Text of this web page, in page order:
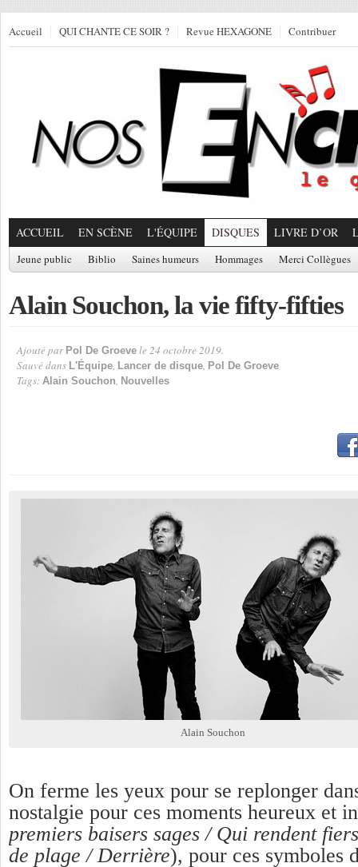
Accueil QUI CHANTE CE SOIR ? Revue HEXAGONE Contribuer
ACCUEIL EN SCÈNE L'ÉQUIPE DISQUES LIVRE D’OR
Jeune public Biblio Saines humeurs Hommages Merci Collègues
Alain Souchon, la vie fifty-fifties
Ajouté par Pol De Groeve le 24 octobre 2019.
Sauvé dans L'Équipe, Lancer de disque, Pol De Groeve
Tags: Alain Souchon, Nouvelles
Alain Souchon
On ferme les yeux pour se replonger
nostalgie pour ces moments heureux et
premiers baisers sages / Qui rendent
de plage / Derrière), pour ces symboles